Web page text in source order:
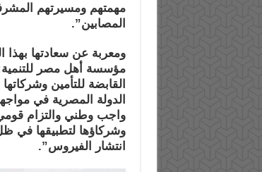
مهمتهم ومسيرتهم
المصابين”.
ومعربة عن سعادتها بهذا
مؤسسة أهل مصر
القابضة للتأمين
الدولة المصرية في
واجب وطني والتزام
وشركاؤها لتطبيقها في
انتشار الفيروس”.